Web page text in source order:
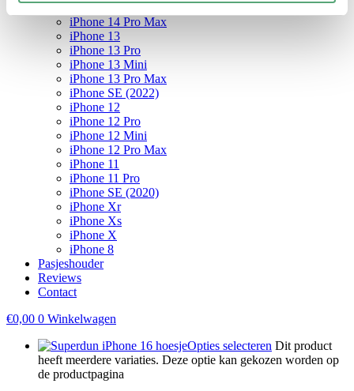
iPhone 14 Plus
iPhone 14 Pro Max
iPhone 13
iPhone 13 Pro
iPhone 13 Mini
iPhone 13 Pro Max
iPhone SE (2022)
iPhone 12
iPhone 12 Pro
iPhone 12 Mini
iPhone 12 Pro Max
iPhone 11
iPhone 11 Pro
iPhone SE (2020)
iPhone Xr
iPhone Xs
iPhone X
iPhone 8
Pasjeshouder
Reviews
Contact
€0,00 0 Winkelwagen
Opties selecteren Dit product
heeft meerdere variaties. Deze optie kan gekozen worden op
de productpagina